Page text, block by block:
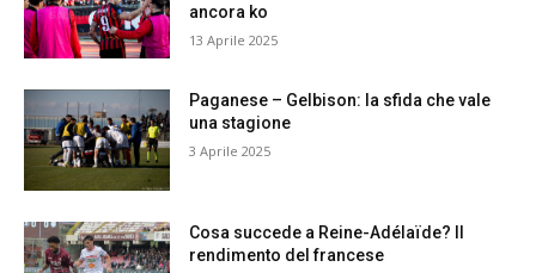
ancora ko
13 Aprile 2025
Paganese – Gelbison: la sfida che vale
una stagione
3 Aprile 2025
Cosa succede a Reine-Adélaïde? Il
rendimento del francese